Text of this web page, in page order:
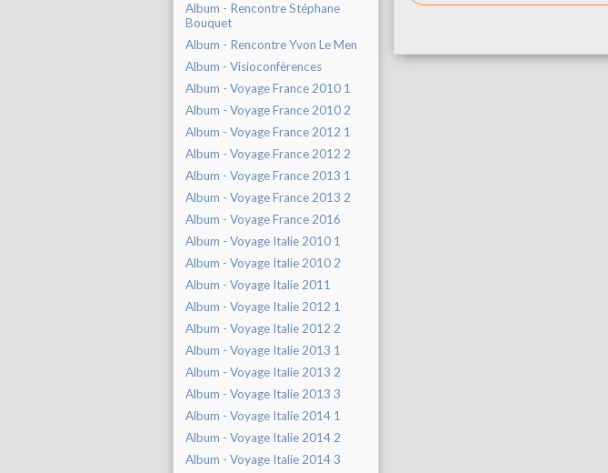
Album - Rencontre Stéphane
Bouquet
Album - Rencontre Yvon Le Men
Album - Visioconfèrences
Album - Voyage France 2010 1
Album - Voyage France 2010 2
Album - Voyage France 2012 1
Album - Voyage France 2012 2
Album - Voyage France 2013 1
Album - Voyage France 2013 2
Album - Voyage France 2016
Album - Voyage Italie 2010 1
Album - Voyage Italie 2010 2
Album - Voyage Italie 2011
Album - Voyage Italie 2012 1
Album - Voyage Italie 2012 2
Album - Voyage Italie 2013 1
Album - Voyage Italie 2013 2
Album - Voyage Italie 2013 3
Album - Voyage Italie 2014 1
Album - Voyage Italie 2014 2
Album - Voyage Italie 2014 3